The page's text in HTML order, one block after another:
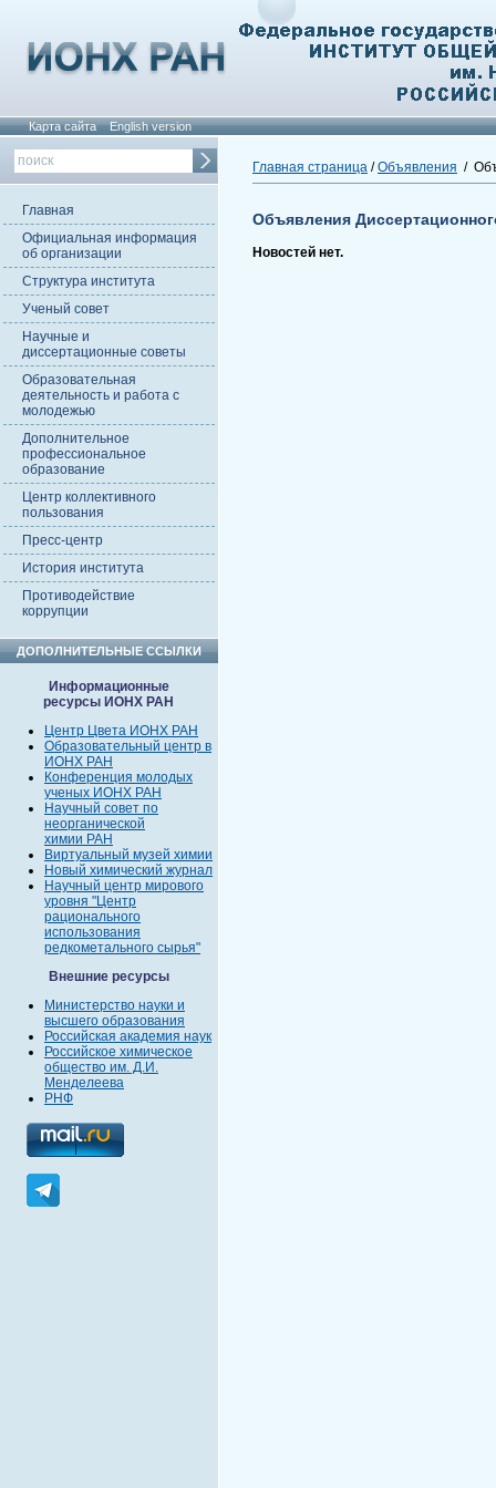
Карта сайта English version
Главная
Официальная информация
об организации
Структура института
Ученый совет
Научные и
диссертационные советы
Образовательная
деятельность и работа с
молодежью
Дополнительное
профессиональное
образование
Центр коллективного
пользования
Пресс-центр
История института
Противодействие
коррупции
ДОПОЛНИТЕЛЬНЫЕ ССЫЛКИ
Информационные
ресурсы ИОНХ РАН
Центр Цвета ИОНХ РАН
Образовательный центр в
ИОНХ РАН
Конференция молодых
ученых ИОНХ РАН
Научный совет по
неорганической
химии РАН
Виртуальный музей химии
Новый химический журнал
Научный центр мирового
уровня "Центр
рационального
использования
редкометального сырья"
Внешние ресурсы
Министерство науки и
высшего образования
Российская академия наук
Российское химическое
общество им. Д.И.
Менделеева
РНФ
Главная страница /Объявления /
Объявления
Новостей нет.